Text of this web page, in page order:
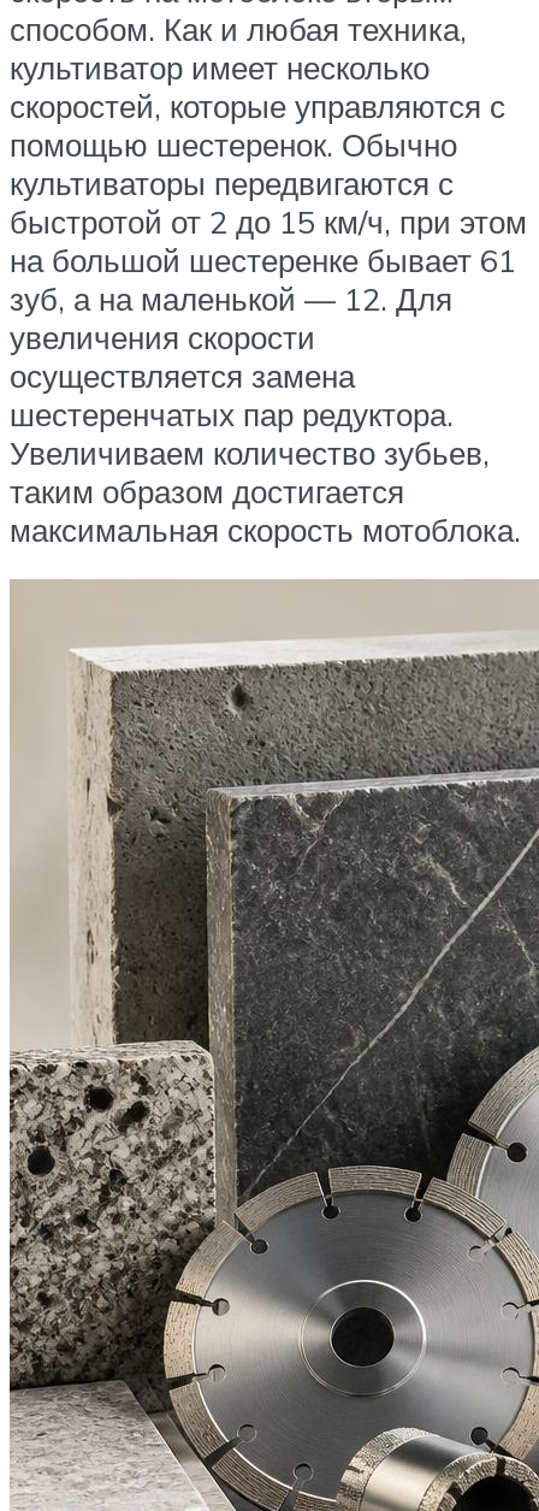
способом. Как и любая техника,
культиватор имеет несколько
скоростей, которые управляются с
помощью шестеренок. Обычно
культиваторы передвигаются с
быстротой от 2 до 15 км/ч, при этом
на большой шестеренке бывает 61
зуб, а на маленькой — 12. Для
увеличения скорости
осуществляется замена
шестеренчатых пар редуктора.
Увеличиваем количество зубьев,
таким образом достигается
максимальная скорость мотоблока.